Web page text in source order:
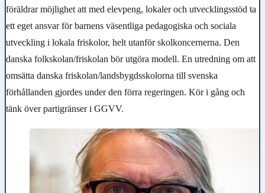
föräldrar möjlighet att med elevpeng, lokaler och utvecklingsstöd ta
ett eget ansvar för barnens väsentliga pedagogiska och sociala
utveckling i lokala friskolor, helt utanför skolkoncernerna. Den
danska folkskolan/friskolan bör utgöra modell. En utredning om att
omsätta danska friskolan/landsbygdsskolorna till svenska
förhållanden gjordes under den förra regeringen. Kör i gång och
tänk över partigränser i GGVV.